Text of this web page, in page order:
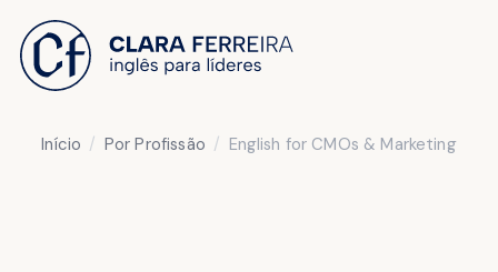
Início Por Profissão English for CMOs & Marketing